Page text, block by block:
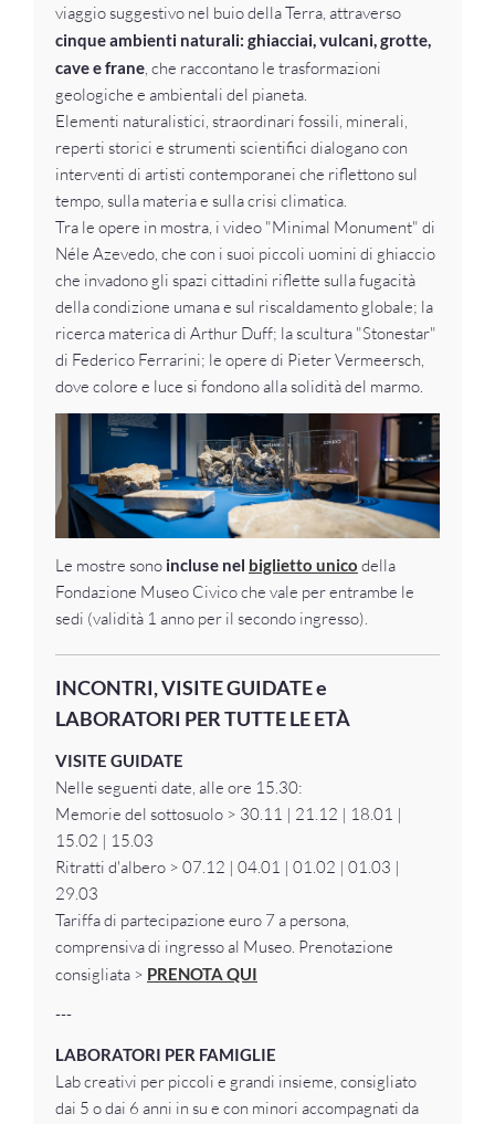
viaggio suggestivo nel buio della Terra, attraverso
cinque ambienti naturali: ghiacciai, vulcani, grotte,
cave e frane, che raccontano le trasformazioni
geologiche e ambientali del pianeta.
Elementi naturalistici, straordinari fossili, minerali,
reperti storici e strumenti scientifici dialogano con
interventi di artisti contemporanei che riflettono sul
tempo, sulla materia e sulla crisi climatica.
Tra le opere in mostra, i video "Minimal Monument" di
Néle Azevedo, che con i suoi piccoli uomini di ghiaccio
che invadono gli spazi cittadini riflette sulla fugacità
della condizione umana e sul riscaldamento globale; la
ricerca materica di Arthur Duff; la scultura "Stonestar"
di Federico Ferrarini; le opere di Pieter Vermeersch,
dove colore e luce si fondono alla solidità del marmo.
Le mostre sono incluse nel biglietto unico della
Fondazione Museo Civico che vale per entrambe le
sedi (validità 1 anno per il secondo ingresso).
INCONTRI, VISITE GUIDATE e
LABORATORI PER TUTTE LE ETÀ
VISITE GUIDATE
Nelle seguenti date, alle ore 15.30:
Memorie del sottosuolo > 30.11 | 21.12 | 18.01 |
15.02 | 15.03
Ritratti d'albero > 07.12 | 04.01 | 01.02 | 01.03 |
29.03
Tariffa di partecipazione euro 7 a persona,
comprensiva di ingresso al Museo. Prenotazione
consigliata > PRENOTA QUI
---
LABORATORI PER FAMIGLIE
Lab creativi per piccoli e grandi insieme, consigliato
dai 5 o dai 6 anni in su e con minori accompagnati da